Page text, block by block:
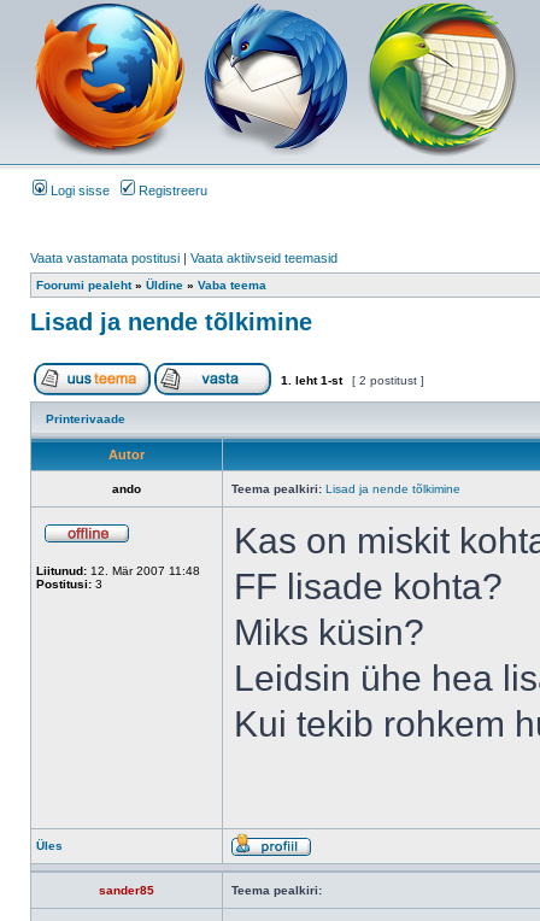
Logi sisse Registreeru
Vaata vastamata postitusi | Vaata aktiivseid teemasid
Foorumi pealeht» Üldine » Vaba teema
Lisad ja nende tõlkimine
1 . leht1-st [ 2 postitust ]
Printerivaade
Autor
ando Teema pealkiri: Lisad ja nende tõlkimine
Liitunud: 12. Mär 2007 11:48
Postitusi: 3
Kas on miskit
FF lisade kohta?
Miks küsin?
Leidsin ühe hea
Kui tekib rohkem
Üles
sander85 Teema pealkiri: